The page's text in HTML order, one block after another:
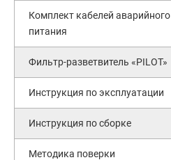
Комплект кабелей аварийного
питания
Фильтр-разветвитель «PILOT»
Инструкция по эксплуатации
Инструкция по сборке
Методика поверки